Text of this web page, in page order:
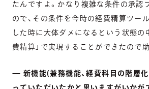
たんですよ。かなり複雑な条件の承認
ので、その条件を今時の経費精算ツー
した時に大体ダメになるという状態の
費精算」で実現することができたので
— 新機能(兼務機能、経費科目の階層
っていただいたかと思いますがいかが